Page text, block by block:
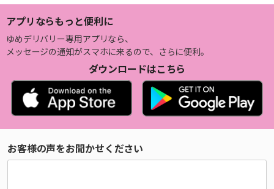
アプリならもっと便利に
ゆめデリバリー専用アプリなら、
メッセージの通知がスマホに来るので、さらに便利。
ダウンロードはこちら
お客様の声をお聞かせください